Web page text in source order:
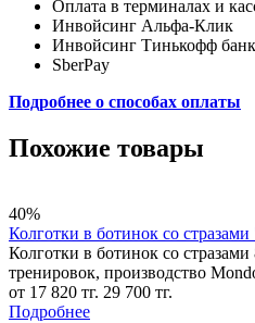
Оплата в терминалах и
Инвойсинг Альфа-Клик
Инвойсинг Тинькофф
SberPay
Подробнее о способах оплаты
Похожие товары
40%
Колготки в ботинок со
Колготки в ботинок со
тренировок, производство
от 17 820 тг. 29 700 тг.
Подробнее